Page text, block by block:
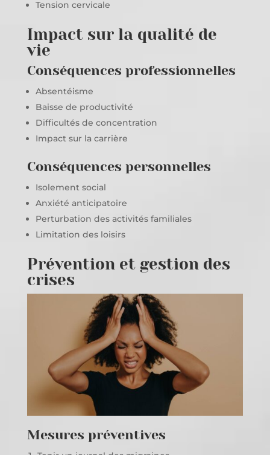
Tension cervicale
Impact sur la qualité de
vie
Conséquences professionnelles
Absentéisme
Baisse de productivité
Difficultés de concentration
Impact sur la carrière
Conséquences personnelles
Isolement social
Anxiété anticipatoire
Perturbation des activités familiales
Limitation des loisirs
Prévention et gestion des
crises
Mesures préventives